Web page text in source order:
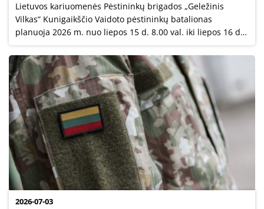
Lietuvos kariuomenės Pėstininkų brigados „Geležinis
Vilkas“ Kunigaikščio Vaidoto pėstininkų batalionas
planuoja 2026 m. nuo liepos 15 d. 8.00 val. iki liepos 16 d.
17.00 val. vykdyti lauko taktikos pratybas Mickūnų miške.
2026-07-03